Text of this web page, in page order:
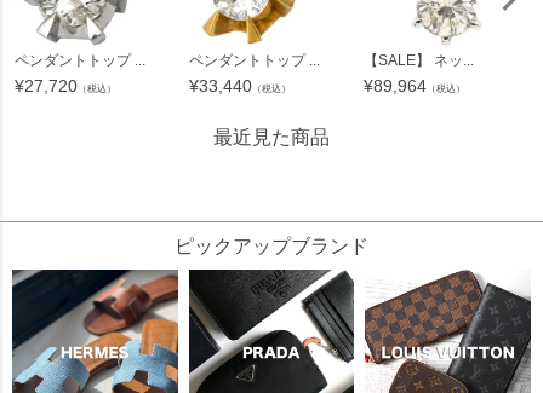
ペンダントトップ ...
¥27,720 （税込）
ペンダントトップ ...
¥33,440 （税込）
【SALE】 ネッ...
¥89,964 （税込）
最近見た商品
ピックアップブランド